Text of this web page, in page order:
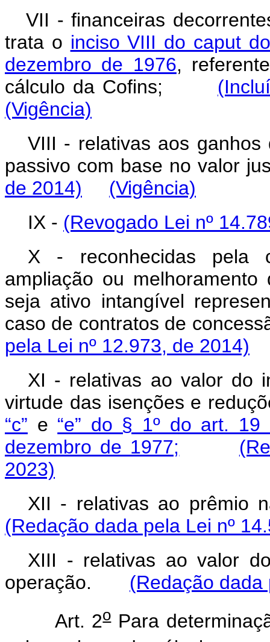
VII - financeiras
trata o inciso VIII do caput
dezembro de 1976,
cálculo da Cofins;
(Vigência)
VIII - relativas aos
passivo com base no
de 2014)
(Vigência)
IX - (Revogado Lei nº
X - reconhecidas pela
ampliação ou
seja ativo intangível
caso de contratos de
pela Lei nº 12.973, de 2014)
XI - relativas ao valor do
virtude das isenções e
“c” e “e” do § 1º do art.
dezembro de 1977;
2023)
XII - relativas ao
(Redação dada pela Lei nº
XIII - relativas ao valor
operação. (Redação dada
Art. 2oPara